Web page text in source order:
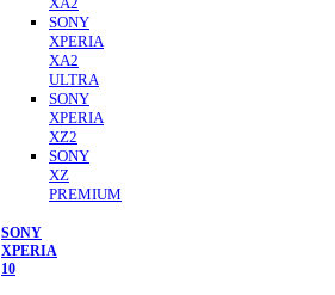
SONY
XPERIA
XA2
ULTRA
SONY
XPERIA
XZ2
SONY
XZ
PREMIUM
SONY
XPERIA
10